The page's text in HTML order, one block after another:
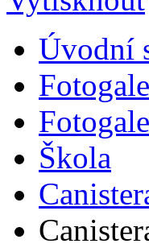
Úvodní
Škola